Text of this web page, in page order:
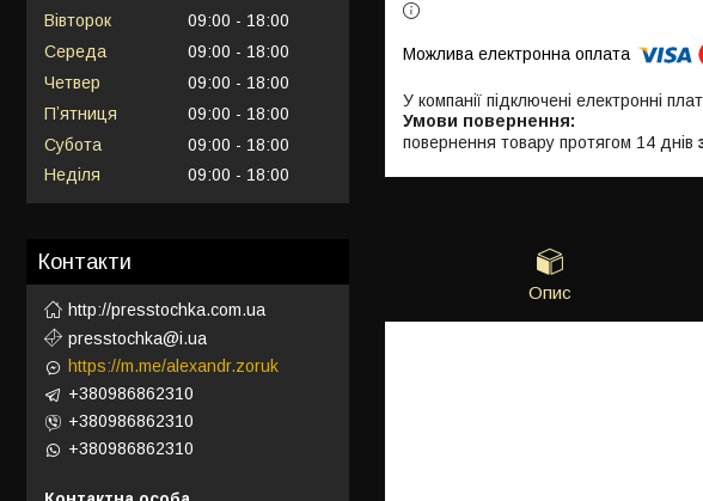
У компанії підключені електронні
повернення товару протягом 14 днів
Опис
Вівторок
09:00
18:00
Середа
09:00
18:00
Четвер
09:00
18:00
Пʼятниця
09:00
18:00
Субота
09:00
18:00
Неділя
09:00 18:00
Контакти
http://presstochka.com.ua
presstochka@i.ua
https://m.me/alexandr.zoruk
+380986862310
+380986862310
+380986862310